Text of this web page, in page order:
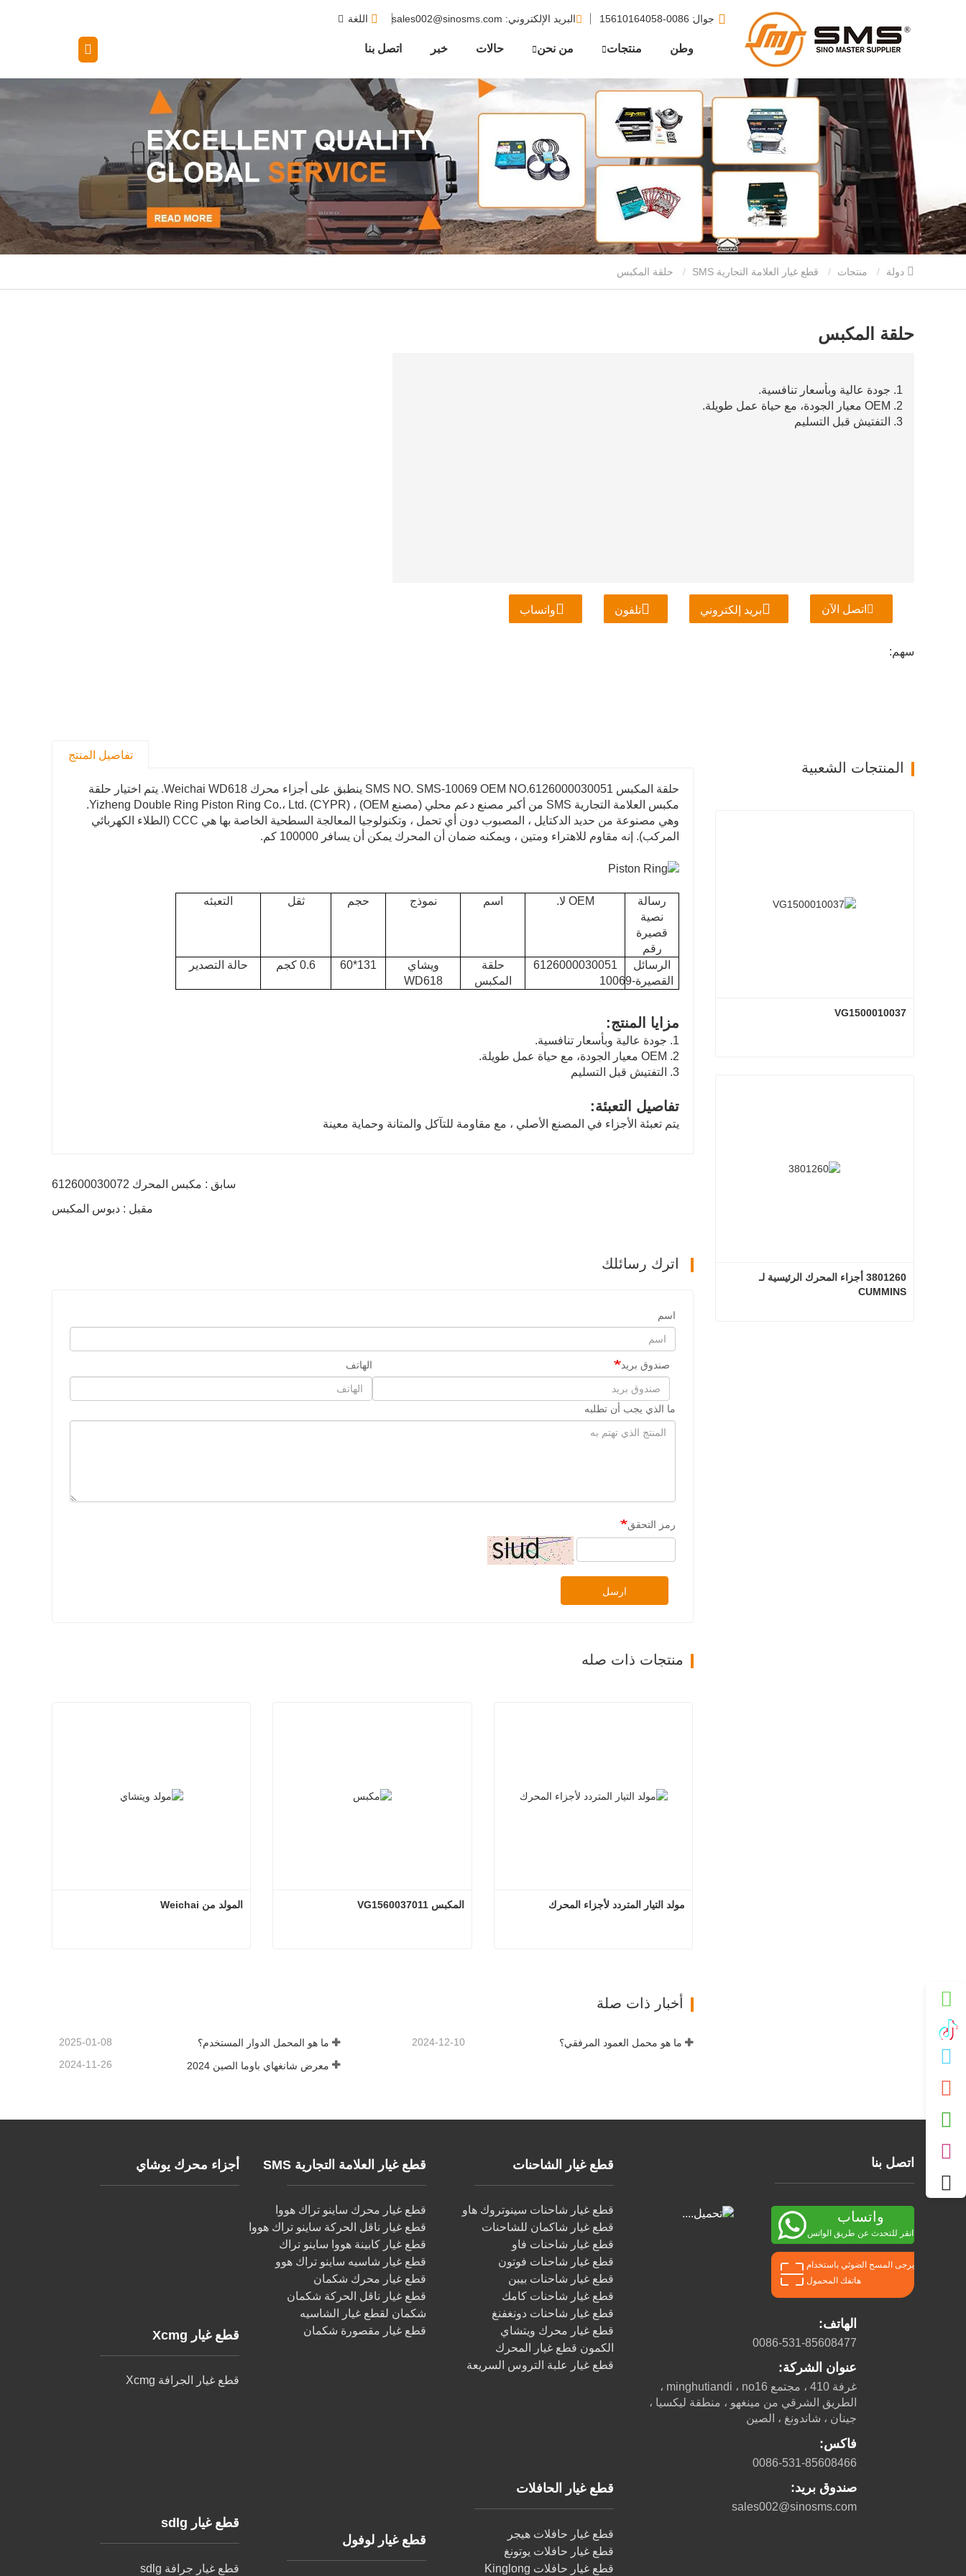
وطن منتجات من نحن حالات خبر اتصل بنا
جوال
: 0086-15610164058 البريد الإلكتروني: sales002@sinosms.com اللغة
منتجات قطع غيار العلامة التجارية SMS
حلقة المكبس
1. جودة عالية وبأسعار تنافسية.
2. OEM معيار الجودة، مع حياة عمل طويلة.
3. التفتيش قبل التسليم
اتصل الآن بريد إلكتروني تلفون واتساب
سهم:
تفاصيل المنتج
حلقة المكبس SMS NO. SMS-10069 OEM NO.6126000030051 ينطبق على أجزاء محرك Weichai WD618. يتم اختيار حلقة
مكبس العلامة التجارية SMS من أكبر مصنع دعم محلي (مصنع OEM) ، Yizheng Double Ring Piston Ring Co.، Ltd. (CYPR).
وهي مصنوعة من حديد الدكتايل ، المصبوب دون أي تحمل ، وتكنولوجيا المعالجة السطحية الخاصة بها هي CCC (الطلاء الكهربائي
المركب). إنه مقاوم للاهتراء ومتين ، ويمكنه ضمان أن المحرك يمكن أن يسافر 100000 كم.
رسالة
نصية
قصيرة
رقم
OEM لا. اسم نموذج حجم ثقل التعبئه
الرسائل
القصيرة-10069
6126000030051
حلقة
المكبس
ويشاي
WD618
131*60 0.6 كجم حالة التصدير
مزايا المنتج:
1. جودة عالية وبأسعار تنافسية.
2. OEM معيار الجودة، مع حياة عمل طويلة.
3. التفتيش قبل التسليم
تفاصيل التعبئة:
يتم تعبئة الأجزاء في المصنع الأصلي ، مع مقاومة للتآكل والمتانة وحماية معينة
سابق : مكبس المحرك 612600030072
مقبل : دبوس المكبس
اترك رسائلك
اسم
صندوق بريد الهاتف
ما الذي يجب أن تطلبه
رمز التحقق
ارسل
منتجات ذات صله
المولد من Weichai المكبس VG1560037011 مولد التيار المتردد لأجزاء المحرك
أخبار ذات صلة
ما هو المحمل الدوار المستخدم؟ 2025-01-08 ما هو محمل العمود المرفقي؟ 2024-12-10
معرض شانغهاي باوما الصين 2024 2024-11-26
المنتجات الشعبية
VG1500010037
3801260 أجزاء المحرك الرئيسية لـ
CUMMINS
أجزاء محرك يوشاي
قطع غيار Xcmg
قطع غيار الجرافة Xcmg
قطع غيار sdlg
قطع غيار جرافة sdlg
قطع غيار العلامة التجارية SMS
قطع غيار محرك ساينو تراك هووا
قطع غيار ناقل الحركة ساينو تراك هووا
قطع غيار كابينة هووا ساينو تراك
قطع غيار شاسيه ساينو تراك هوو
قطع غيار محرك شكمان
قطع غيار ناقل الحركة شكمان
شكمان لقطع غيار الشاسيه
قطع غيار مقصورة شكمان
قطع غيار لوفول
قطع غيار الشاحنات
قطع غيار شاحنات سينوتروك هاو
قطع غيار شاكمان للشاحنات
قطع غيار شاحنات فاو
قطع غيار شاحنات فوتون
قطع غيار شاحنات بيبن
قطع غيار شاحنات كامك
قطع غيار شاحنات دونغفنغ
قطع غيار محرك ويتشاي
الكمون قطع غيار المحرك
قطع غيار علبة التروس السريعة
قطع غيار الحافلات
قطع غيار حافلات هيجر
قطع غيار حافلات يوتونغ
قطع غيار حافلات Kinglong
اتصل بنا
واتساب
انقر للتحدث عن طريق الواتس
اب
يرجى المسح الضوئي باستخدام
هاتفك المحمول
الهاتف:
0086-531-85608477
عنوان الشركة:
غرفة 410 ، مجتمع minghutiandi ، no16 ،
الطريق الشرقي من مينغهو ، منطقة ليكسيا ،
جينان ، شاندونغ ، الصين
فاكس:
0086-531-85608466
صندوق بريد:
sales002@sinosms.com